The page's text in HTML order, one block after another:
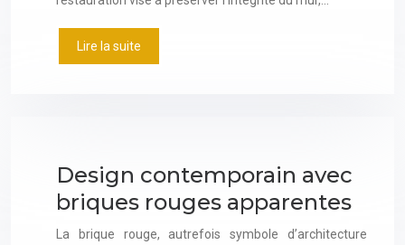
Lire la suite
Design contemporain avec
briques rouges apparentes
La brique rouge, autrefois symbole d’architecture